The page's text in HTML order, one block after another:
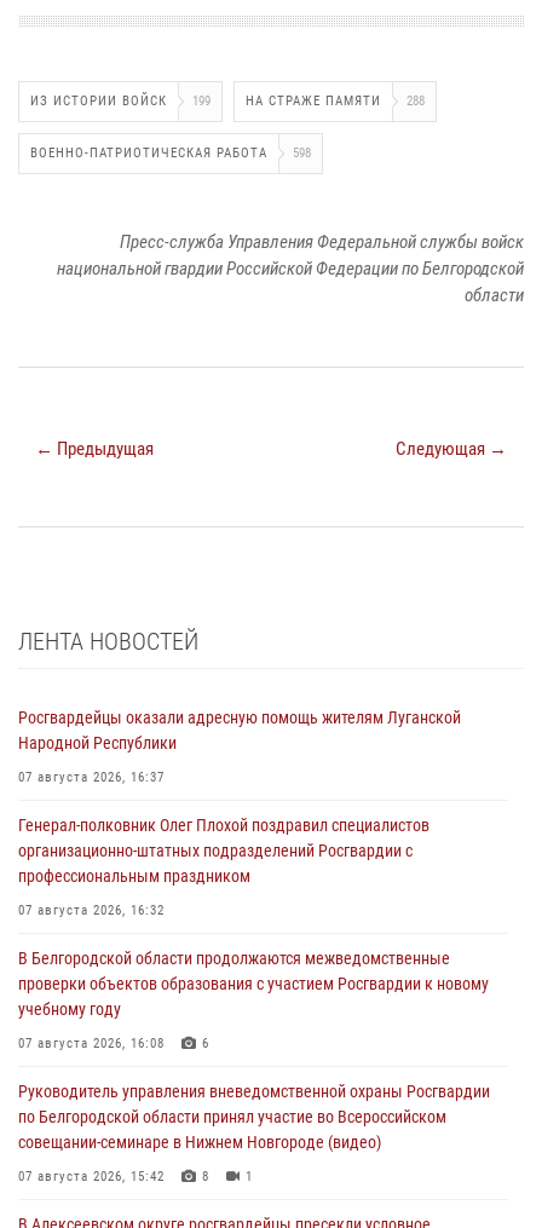
ИЗ ИСТОРИИ ВОЙСК 199 НА СТРАЖЕ ПАМЯТИ 288
ВОЕННО-ПАТРИОТИЧЕСКАЯ РАБОТА 598
Пресс-служба Управления Федеральной службы войск
национальной гвардии Российской Федерации по Белгородской
области
← Предыдущая Следующая →
ЛЕНТА НОВОСТЕЙ
Росгвардейцы оказали адресную помощь жителям Луганской
Народной Республики
07 августа 2026, 16:37
Генерал-полковник Олег Плохой поздравил специалистов
организационно-штатных подразделений Росгвардии с
профессиональным праздником
07 августа 2026, 16:32
В Белгородской области продолжаются межведомственные
проверки объектов образования с участием Росгвардии к новому
учебному году
07 августа 2026, 16:08 6
Руководитель управления вневедомственной охраны Росгвардии
по Белгородской области принял участие во Всероссийском
совещании-семинаре в Нижнем Новгороде (видео)
07 августа 2026, 15:42 8 1